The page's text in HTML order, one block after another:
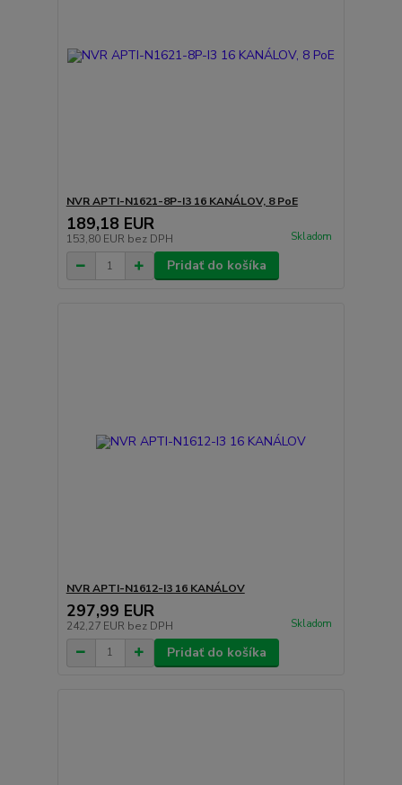
NVR APTI-N1621-8P-I3 16 KANÁLOV, 8 PoE
189,18 EUR
153,80 EUR bez DPH Skladom
Pridať do košíka
NVR APTI-N1612-I3 16 KANÁLOV
297,99 EUR
242,27 EUR bez DPH Skladom
Pridať do košíka